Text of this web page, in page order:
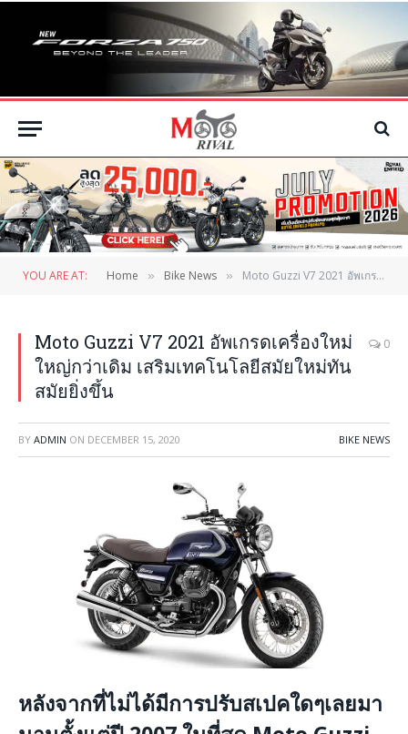
YOU ARE AT: Home » Bike News » Moto Guzzi V7 2021 อัพเกรดเครื่องใหม่ ใหญ่กว่าเดิม เสริมเทคโนโลยีสมัยใหม่ทันสมัยยิ่งขึ้น
Moto Guzzi V7 2021 อัพเกรดเครื่องใหม่
ใหญ่กว่าเดิม เสริมเทคโนโลยีสมัยใหม่ทัน
สมัยยิ่งขึ้น
0
BY ADMIN ON DECEMBER 15, 2020 BIKE NEWS
หลังจากที่ไม่ได้มีการปรับสเปคใดๆเลยมา